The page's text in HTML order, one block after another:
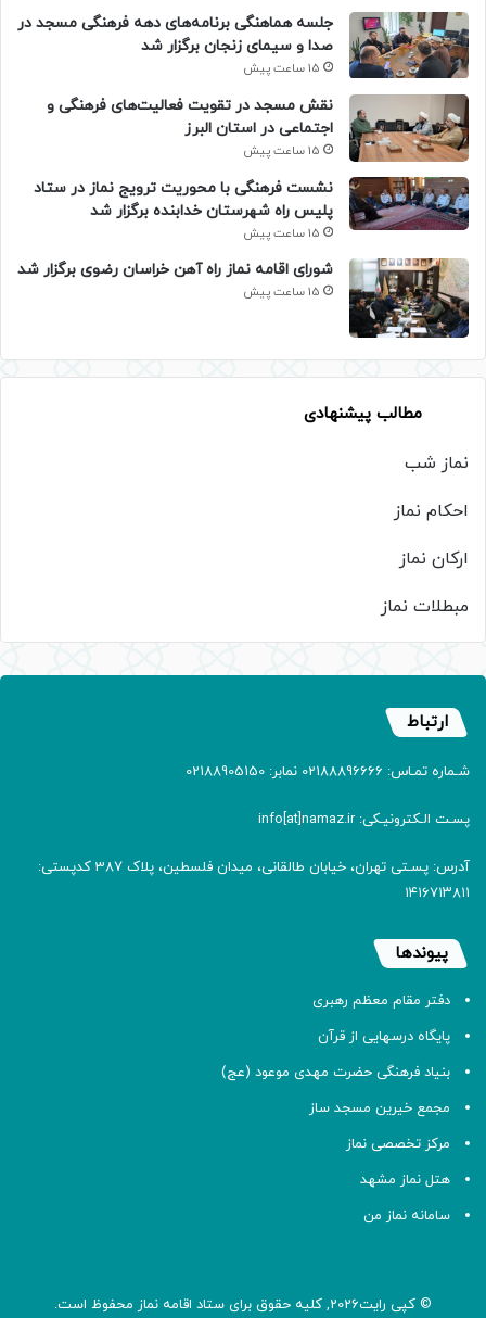
جلسه هماهنگی برنامه‌های دهه فرهنگی مسجد در
صدا و سیمای زنجان برگزار شد
15 ساعت پیش
نقش مسجد در تقویت فعالیت‌های فرهنگی و
اجتماعی در استان البرز
15 ساعت پیش
نشست فرهنگی با محوریت ترویج نماز در ستاد
پلیس راه شهرستان خدابنده برگزار شد
15 ساعت پیش
شورای اقامه نماز راه آهن خراسان رضوی برگزار شد
15 ساعت پیش
مطالب پیشنهادی
نماز شب
احکام نماز
ارکان نماز
مبطلات نماز
ارتباط
شـماره تمـاس: 02188896666 نمابر: 02188905150
پسـت الـکترونیـکی: info[at]namaz.ir
آدرس: پسـتی تهران، خیابان طالقانی، میدان فلسطین، پلاک 387 کدپستی:
۱۴۱۶۷۱۳۸۱۱
پیوندها
دفتر مقام معظم رهبری
پایگاه درسهایی از قرآن
بنیاد فرهنگی حضرت مهدی موعود (عج)
مجمع خیرین مسجد ساز
مرکز تخصصی نماز
هتل نماز مشهد
سامانه نماز من
© کپی رایت2026, کلیه حقوق برای ستاد اقامه نماز محفوظ است.